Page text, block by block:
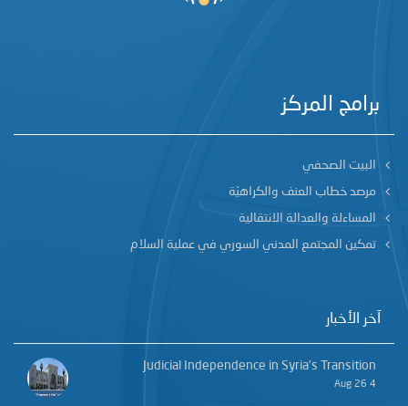
برامج المركز
البيت الصحفي
مرصد خطاب العنف والكراهيّة
المساءلة والعدالة الانتقالية
تمكين المجتمع المدني السوري في عملية السلام
آخر الأخبار
Judicial Independence in Syria’s Transition
4 Aug 26